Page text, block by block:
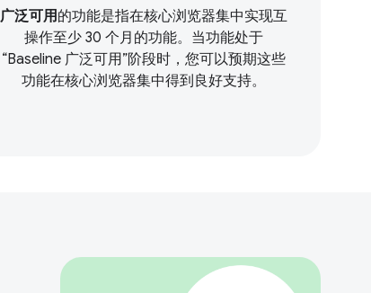
广泛可用 的功能是指在核心浏览器集中实现互
操作至少 30 个月的功能。当功能处于
“Baseline 广泛可用”阶段时，您可以预期这些
功能在核心浏览器集中得到良好支持。